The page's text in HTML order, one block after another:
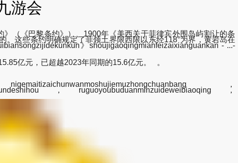
游会
（《巴黎条约》）、1900年《美西关于菲律宾外围岛屿割让的条
这些条约明确规定了菲领土界限西限以东经118°为界，黄岩岛在
》shoujigaoqingmianfeizaixianguankan - ...-
亿元，已超越2023年同期的15.6亿元。 。
，
，ruguoyoubuduanminzuideweibiaoqing，